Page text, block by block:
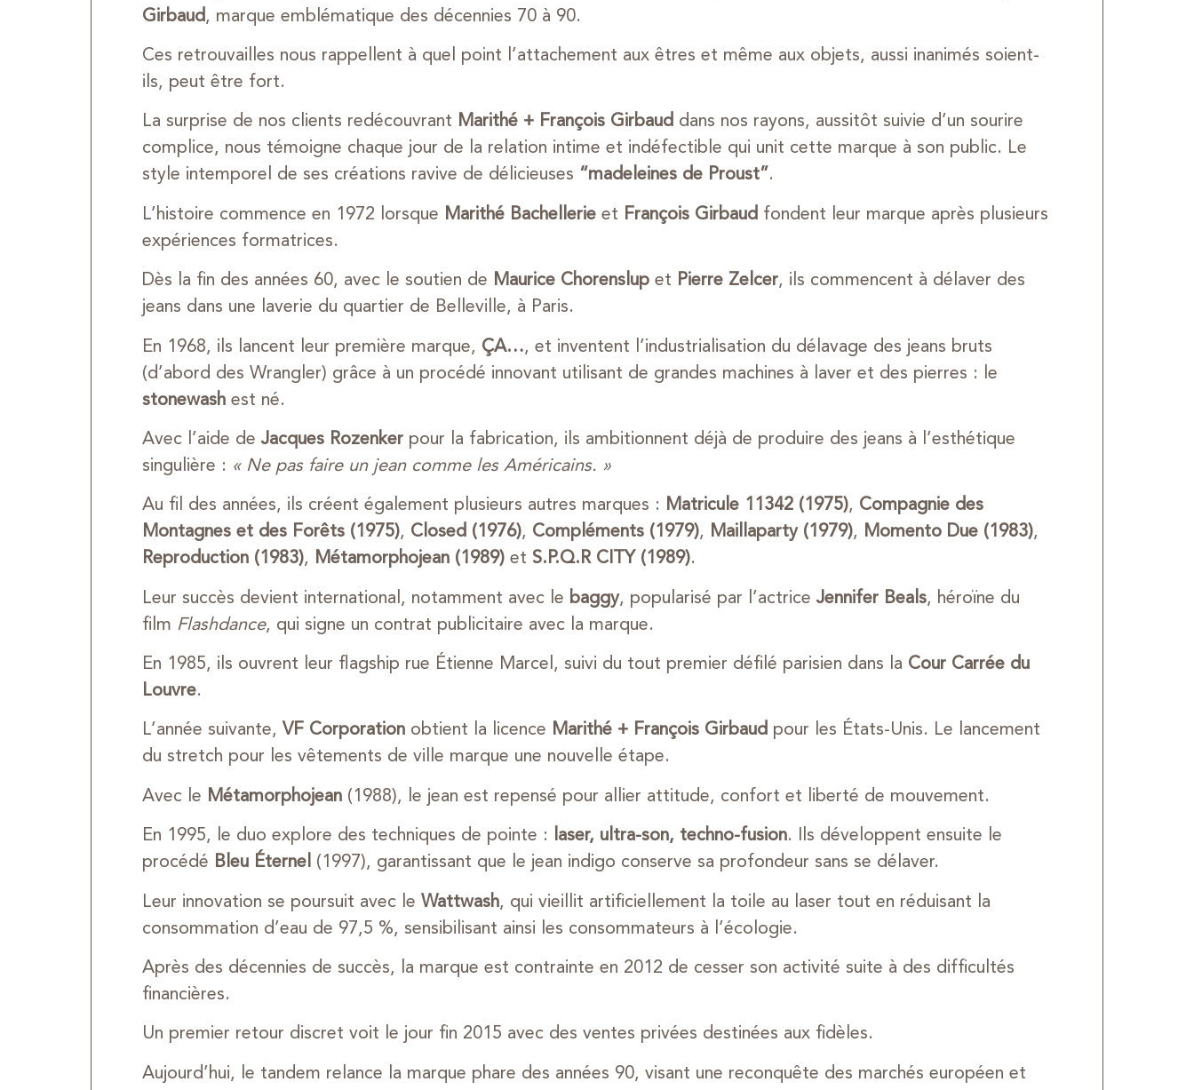
Girbaud , marque emblématique des décennies 70 à 90.
Ces retrouvailles nous rappellent à quel point l’attachement aux êtres et même aux objets, aussi inanimés soient-
ils, peut être fort.
La surprise de nos clients redécouvrant Marithé + François Girbaud dans nos rayons, aussitôt suivie d’un sourire
complice, nous témoigne chaque jour de la relation intime et indéfectible qui unit cette marque à son public. Le
style intemporel de ses créations ravive de délicieuses “madeleines de Proust”.
L’histoire commence en 1972 lorsque Marithé Bachellerie et François Girbaud fondent leur marque après plusieurs
expériences formatrices.
Dès la fin des années 60, avec le soutien de Maurice Chorenslup et Pierre Zelcer, ils commencent à délaver des
jeans dans une laverie du quartier de Belleville, à Paris.
En 1968, ils lancent leur première marque, ÇA…, et inventent l’industrialisation du délavage des jeans bruts
(d’abord des Wrangler) grâce à un procédé innovant utilisant de grandes machines à laver et des pierres : le
stonewash est né.
Avec l’aide de Jacques Rozenker pour la fabrication, ils ambitionnent déjà de produire des jeans à l’esthétique
singulière : « Ne pas faire un jean comme les Américains. »
Au fil des années, ils créent également plusieurs autres marques : Matricule 11342 (1975), Compagnie des
Montagnes et des Forêts (1975), Closed (1976), Compléments (1979), Maillaparty (1979), Momento Due (1983),
Reproduction (1983), Métamorphojean (1989) et S.P.Q.R CITY (1989).
Leur succès devient international, notamment avec le baggy, popularisé par l’actrice Jennifer Beals, héroïne du
film Flashdance, qui signe un contrat publicitaire avec la marque.
En 1985, ils ouvrent leur flagship rue Étienne Marcel, suivi du tout premier défilé parisien dans la Cour Carrée du
Louvre.
L’année suivante, VF Corporation obtient la licence Marithé + François Girbaud pour les États-Unis. Le lancement
du stretch pour les vêtements de ville marque une nouvelle étape.
Avec le Métamorphojean (1988), le jean est repensé pour allier attitude, confort et liberté de mouvement.
En 1995, le duo explore des techniques de pointe : laser, ultra-son, techno-fusion. Ils développent ensuite le
procédé Bleu Éternel (1997), garantissant que le jean indigo conserve sa profondeur sans se délaver.
Leur innovation se poursuit avec le Wattwash, qui vieillit artificiellement la toile au laser tout en réduisant la
consommation d’eau de 97,5 %, sensibilisant ainsi les consommateurs à l’écologie.
Après des décennies de succès, la marque est contrainte en 2012 de cesser son activité suite à des difficultés
financières.
Un premier retour discret voit le jour fin 2015 avec des ventes privées destinées aux fidèles.
Aujourd’hui, le tandem relance la marque phare des années 90, visant une reconquête des marchés européen et